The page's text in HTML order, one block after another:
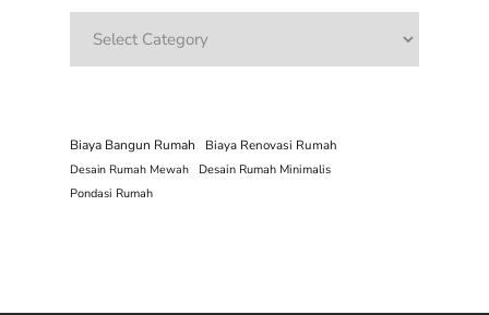
Biaya Bangun Rumah Biaya Renovasi Rumah
Desain Rumah Mewah
Desain Rumah Minimalis
Pondasi Rumah